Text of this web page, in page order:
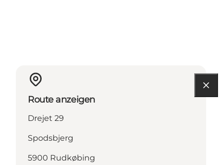
Route anzeigen
Drejet 29
Spodsbjerg
5900 Rudkøbing